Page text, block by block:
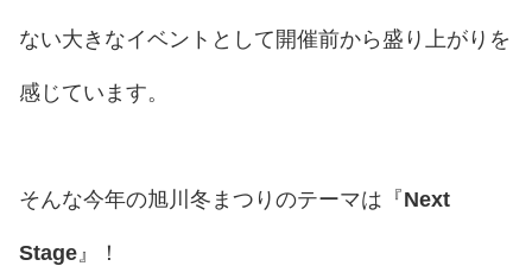
ない大きなイベントとして開催前から盛り上がりを
感じています。
そんな今年の旭川冬まつりのテーマは『Next
Stage 』！